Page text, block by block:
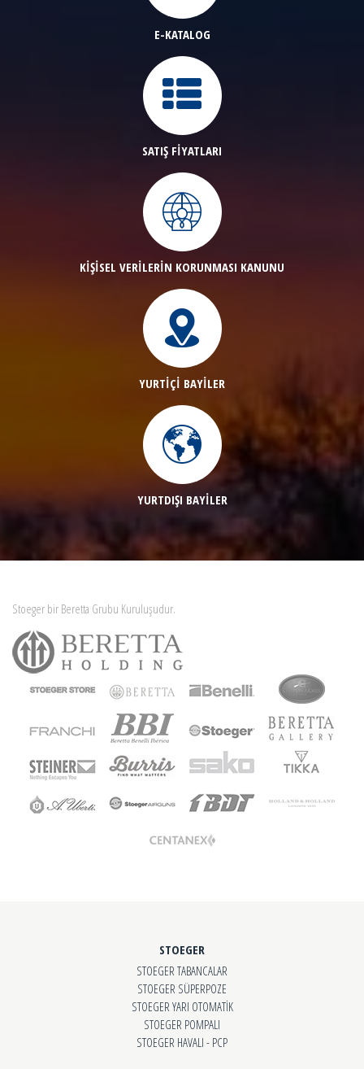
E-KATALOG
SATIŞ FİYATLARI
KİŞİSEL VERİLERİN KORUNMASI KANUNU
YURTİÇİ BAYİLER
YURTDIŞI BAYİLER
Stoeger bir Beretta Grubu Kuruluşudur.
STOEGER
STOEGER TABANCALAR
STOEGER SÜPERPOZE
STOEGER YARI OTOMATİK
STOEGER POMPALI
STOEGER HAVALI - PCP